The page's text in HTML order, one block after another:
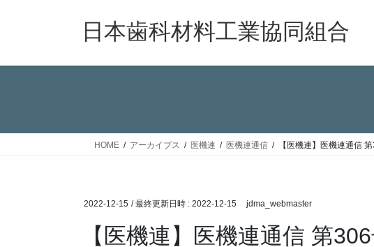
日本歯科材料工業協同組合
HOME アーカイブス 医機連 医機連通信 【医機連】医機連通信
2022-12-15 / 最終更新日時 : 2022-12-15 jdma_webmaster
【医機連】医機連通信 第